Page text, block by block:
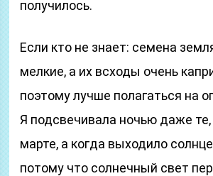
получилось.
Если кто не знает: семена
мелкие, а их всходы очень
поэтому лучше полагаться на
Я подсвечивала ночью даже те,
марте, а когда выходило
потому что солнечный свет